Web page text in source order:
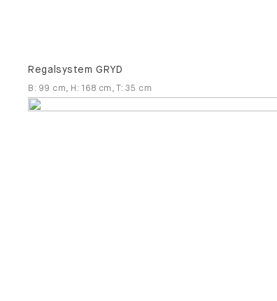
Regalsystem GRYD
B : 99 cm H : 168 cm ,T: 35 cm